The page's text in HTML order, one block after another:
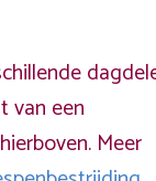
van een
Meer